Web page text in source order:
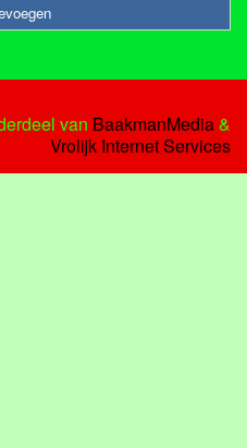
van BaakmanMedia&
Vrolijk Internet Services